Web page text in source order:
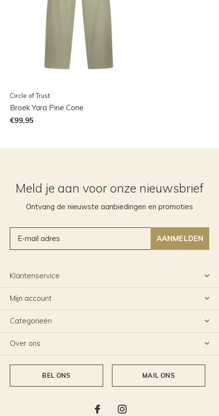
Circle of Trust
Broek Yara Pine Cone
€99,95
Meld je aan voor onze nieuwsbrief
Ontvang de nieuwste aanbiedingen en promoties
AANMELDEN
Klantenservice
Mijn account
Categorieën
Over ons
BEL ONS MAIL ONS